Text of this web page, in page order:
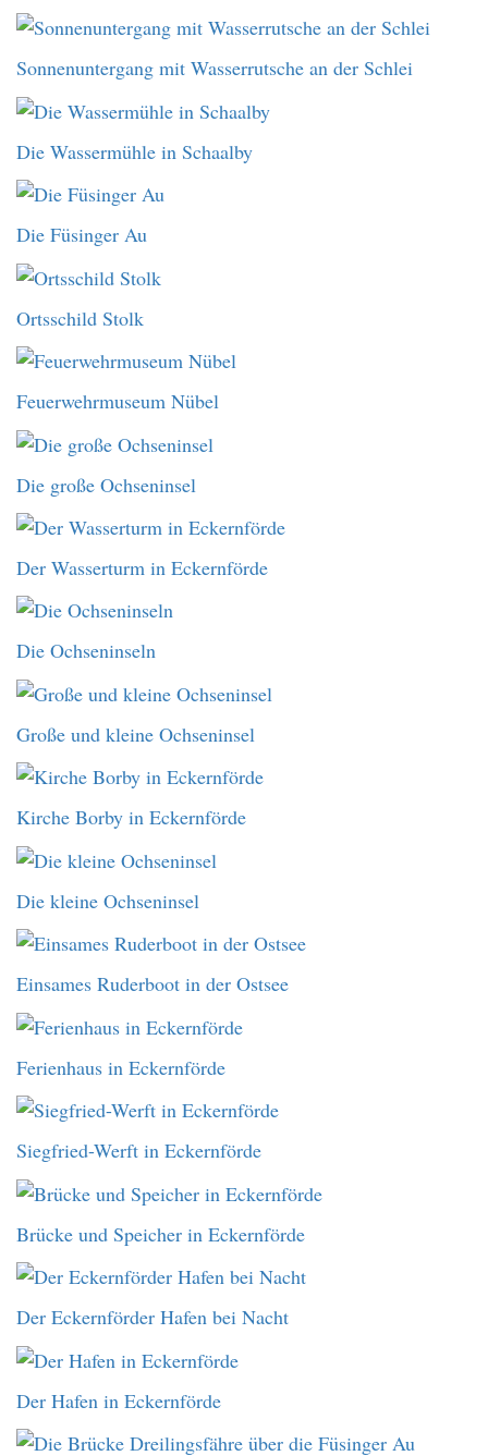
Sonnenuntergang mit Wasserrutsche an der Schlei
Die Wassermühle in Schaalby
Die Füsinger Au
Ortsschild Stolk
Feuerwehrmuseum Nübel
Die große Ochseninsel
Der Wasserturm in Eckernförde
Die Ochseninseln
Große und kleine Ochseninsel
Kirche Borby in Eckernförde
Die kleine Ochseninsel
Einsames Ruderboot in der Ostsee
Ferienhaus in Eckernförde
Siegfried-Werft in Eckernförde
Brücke und Speicher in Eckernförde
Der Eckernförder Hafen bei Nacht
Der Hafen in Eckernförde